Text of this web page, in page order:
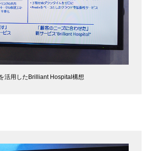
活用したBrilliant Hospital構想